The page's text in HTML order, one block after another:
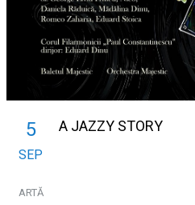
5
SEP
A JAZZY STORY
ARTĂ